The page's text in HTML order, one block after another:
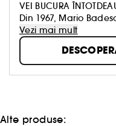
VEI BUCURA
Din 1967, Mario
nume emblematic,
pentru îngrijirea
unice ca și tine.
cosmetice cu
de îngrijire care dau
lucrurile bine!
Vezi mai mult
Alte produse: